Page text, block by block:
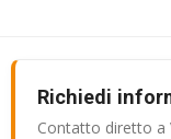
Richiedi
Contatto diretto a